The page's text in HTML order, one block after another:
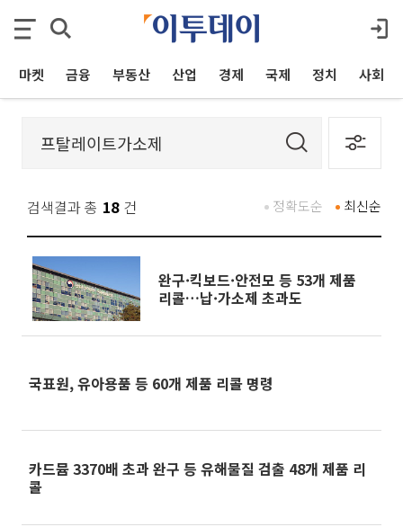
마켓 금융 부동산 산업 경제 국제 정치 사회
검색결과 총 18 건 최신순
정확도순
완구·킥보드·안전모 등 53개 제품
리콜…납·가소제 초과도
국표원, 유아용품 등 60개 제품 리콜 명령
카드뮴 3370배 초과 완구 등 유해물질 검출 48개 제품 리
콜